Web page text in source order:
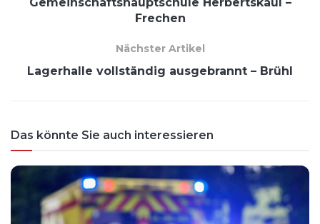
Frechen
Nächster Artikel
Lagerhalle vollständig ausgebrannt – Brühl
Das könnte Sie auch interessieren